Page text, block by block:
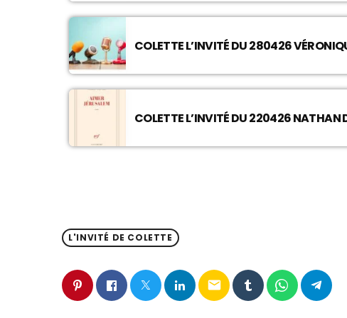
COLETTE L’INVITÉ DU 280426
COLETTE L’INVITÉ DU 220426 NATHAN
L'INVITÉ DE COLETTE
email